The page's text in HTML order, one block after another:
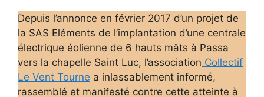
Depuis l’annonce en février 2017 d’un projet de
la SAS Eléments de l’implantation d’une centrale
électrique éolienne de 6 hauts mâts à Passa
vers la chapelle Saint Luc, l’association Collectif
Le Vent Tourne a inlassablement informé,
rassemblé et manifesté contre cette atteinte à